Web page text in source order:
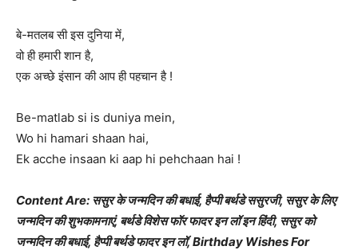
बे-मतलब सी इस दुनिया में,
वो ही हमारी शान है,
एक अच्छे इंसान की आप ही पहचान है !
Be-matlab si is duniya mein,
Wo hi hamari shaan hai,
Ek acche insaan ki aap hi pehchaan hai !
Content Are: ससुर के जन्मदिन की बधाई, हैप्पी बर्थडे ससुरजी, ससुर के लिए
जन्मदिन की शुभकामनाएं, बर्थडे विशेस फॉर फादर इन लॉ इन हिंदी, ससुर को
जन्मदिन की बधाई, हैप्पी बर्थडे फादर इन लॉ, Birthday Wishes For